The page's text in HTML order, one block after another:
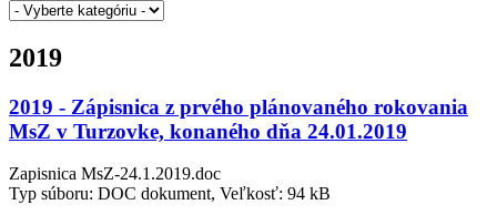
2019
2019 - Zápisnica z prvého plánovaného rokovania
MsZ v Turzovke, konaného dňa 24.01.2019
Zapisnica MsZ-24.1.2019.doc
Typ súboru: DOC dokument, Veľkosť: 94 kB